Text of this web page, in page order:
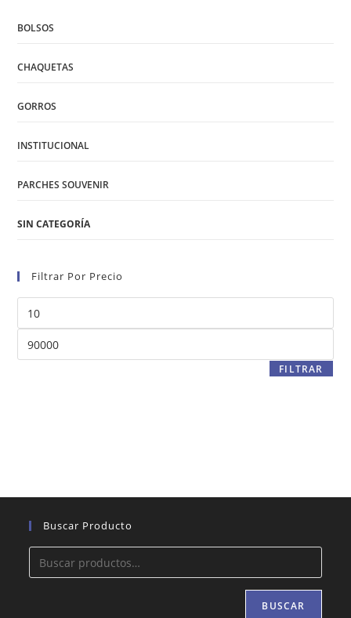
BOLSOS
CHAQUETAS
GORROS
INSTITUCIONAL
PARCHES SOUVENIR
SIN CATEGORÍA
Filtrar Por Precio
mínimo
máximo
FILTRAR
Buscar Producto
BUSCAR